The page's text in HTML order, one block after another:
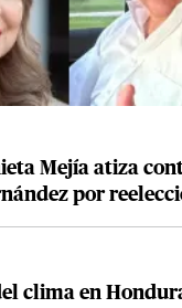
Mejía atiza
por
clima en